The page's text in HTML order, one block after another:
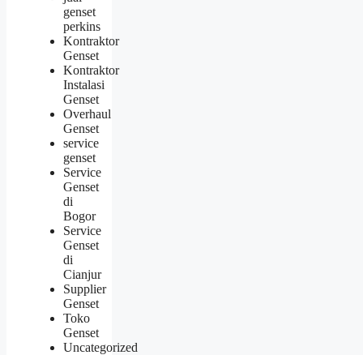
genset
perkins
Kontraktor
Genset
Kontraktor
Instalasi
Genset
Overhaul
Genset
service
genset
Service
Genset
di
Bogor
Service
Genset
di
Cianjur
Supplier
Genset
Toko
Genset
Uncategorized